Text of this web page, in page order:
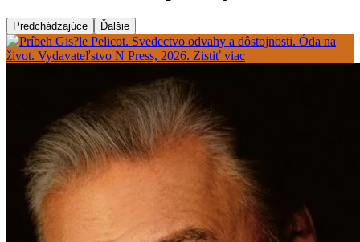
Predchádzajúce Ďalšie